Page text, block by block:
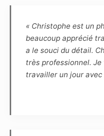
prestations est fixée
rémunération est
reconnaît être
et renonce en
ultérieure de
« Christophe est un
beaucoup apprécié
a le souci du détail.
très professionnel. Je
travailler un jour avec